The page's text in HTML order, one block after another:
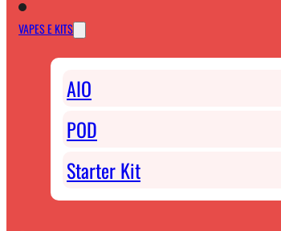
VAPES E KITS
AIO
POD
Starter Kit